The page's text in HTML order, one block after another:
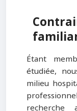
Étant
étudiée,
milieu